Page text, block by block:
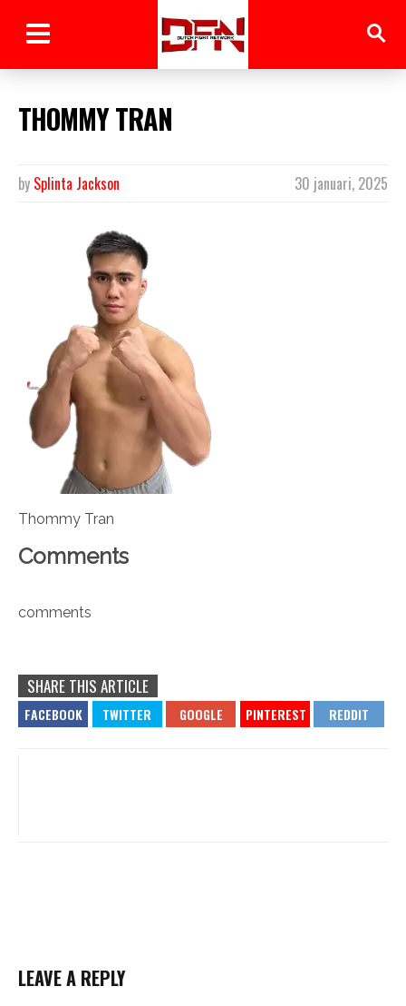
THOMMY TRAN
30 januari, 2025
by Splinta Jackson
Thommy Tran
Comments
comments
SHARE THIS ARTICLE
LEAVE A REPLY